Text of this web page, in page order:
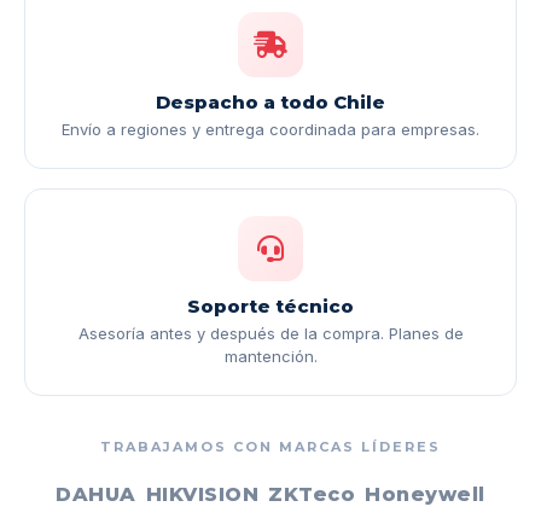
Despacho a todo Chile
Envío a regiones y entrega coordinada para empresas.
Soporte técnico
Asesoría antes y después de la compra. Planes de
mantención.
TRABAJAMOS CON MARCAS LÍDERES
DAHUA HIKVISION ZKTeco Honeywell